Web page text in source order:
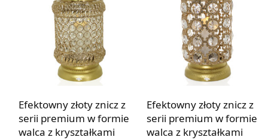
Efektowny złoty znicz z
serii premium w formie
walca z kryształkami
Efektowny złoty znicz z
serii premium w formie
walca z kryształkami